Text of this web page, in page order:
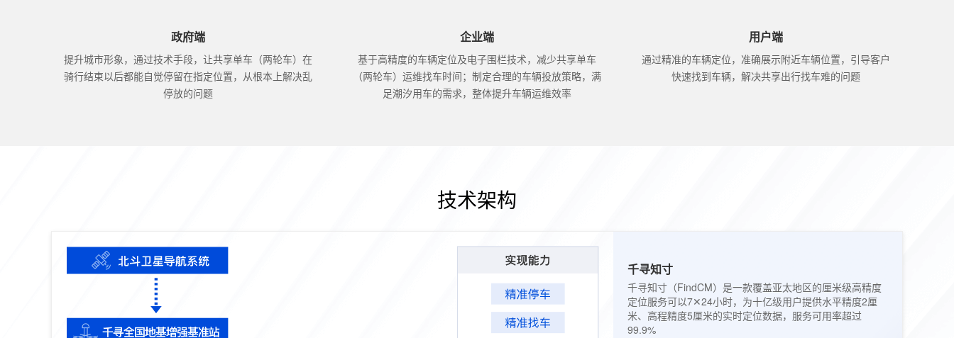
政府端
提升城市形象，通过技术手段，让共享单车（两轮车）在
骑行结束以后都能自觉停留在指定位置，从根本上解决乱
停放的问题
企业端
基于高精度的车辆定位及电子围栏技术，减少共享单车
（两轮车）运维找车时间；制定合理的车辆投放策略，满
足潮汐用车的需求，整体提升车辆运维效率
用户端
通过精准的车辆定位，准确展示附近车辆位置，引导客户
快速找到车辆，解决共享出行找车难的问题
技术架构
千寻知寸
千寻知寸（FindCM）是一款覆盖亚太地区的厘米级高精度
定位服务可以7✕24小时，为十亿级用户提供水平精度2厘
米、高程精度5厘米的实时定位数据，服务可用率超过
99.9%